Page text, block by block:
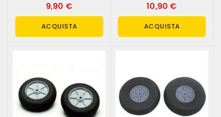
9,90 €
ACQUISTA
10,90 €
ACQUISTA